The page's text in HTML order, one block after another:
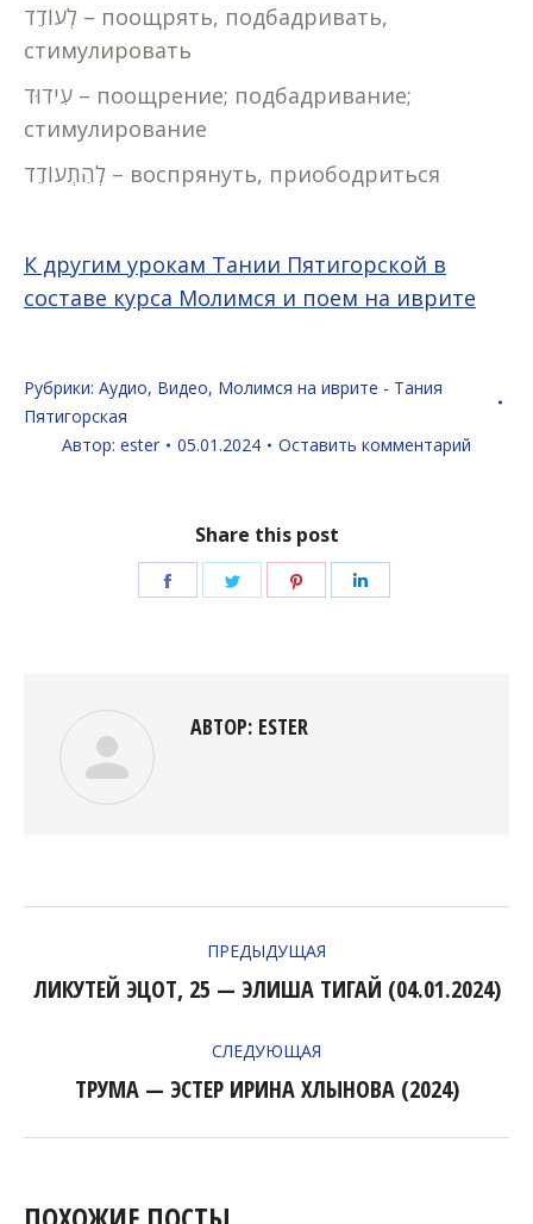
לְעוֹדֵד – поощрять, подбадривать,
стимулировать
עִידוּד – поощрение; подбадривание;
стимулирование
לְהִתְעוֹדֵד – воспрянуть, приободриться
К другим урокам Тании Пятигорской в
составе курса Молимся и поем на иврите
Рубрики: Аудио, Видео, Молимся на иврите - Тания
Пятигорская
Автор: ester 05.01.2024 Оставить комментарий
Share this post
ПоделитьсяПоделитьсяПоделиться
АВТОР: ESTER
ПО
ПРЕДЫДУЩАЯ
Предыдущая
ЛИКУТЕЙ ЭЦОТ, 25 — ЭЛИША ТИГАЙ (04.01.2024)
СЛЕДУЮЩАЯ
Следующая
ТРУМА — ЭСТЕР ИРИНА ХЛЫНОВА (2024)